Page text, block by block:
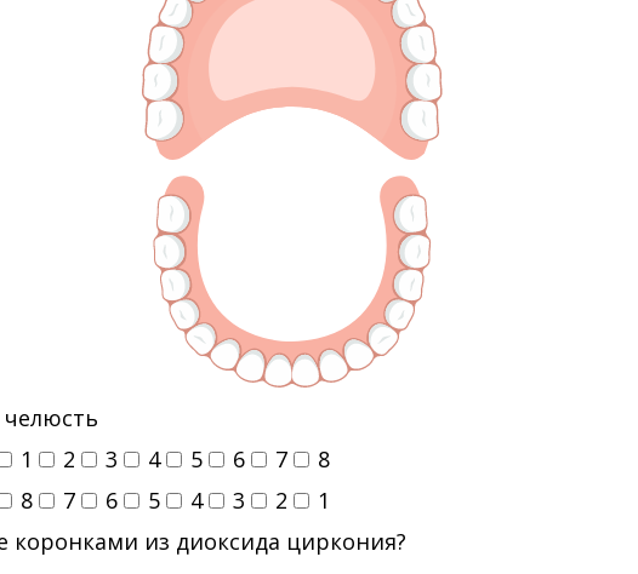
1 2 3 4 5 6 7
8
8 7 6 5 4 3 2
1
коронками из диоксида циркония?